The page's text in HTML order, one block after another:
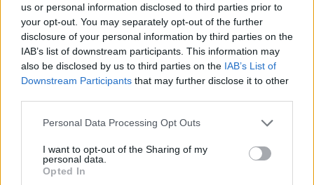
us or personal information disclosed to third parties prior to
your opt-out. You may separately opt-out of the further
disclosure of your personal information by third parties on the
IAB’s list of downstream participants. This information may
also be disclosed by us to third parties on the IAB’s List of
Downstream Participants that may further disclose it to other
Please note that this website/app uses one or more Google
not limited to your visit or usage behaviour. You may click to
grant or deny consent to Google and its third-party tags to
use your data for below specified purposes in below Google
Personal Data Processing Opt Outs
I want to opt-out of the Sharing of my
personal data.
Opted In
Az atomerőmű egyetlen hatása a környezetre, hogy a
Duna vizét némileg felmelegíti